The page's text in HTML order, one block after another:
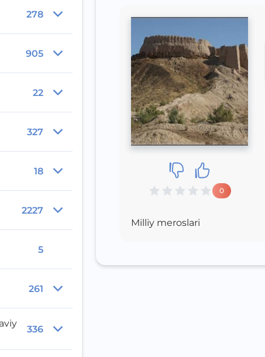
278
905
22
327
18
2227
5
261
336
0
Milliy meroslari